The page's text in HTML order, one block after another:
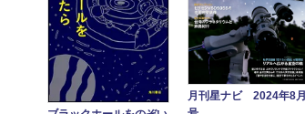
月刊星ナビ 2024年8月